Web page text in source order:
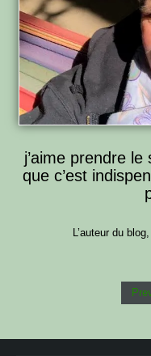
j’aime prendre
que c’est
L’auteur du